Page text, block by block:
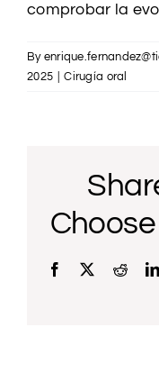
comprobar la
By
2025
Cirugía oral
Facebook Reddit